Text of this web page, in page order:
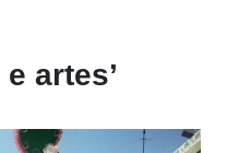
artes’